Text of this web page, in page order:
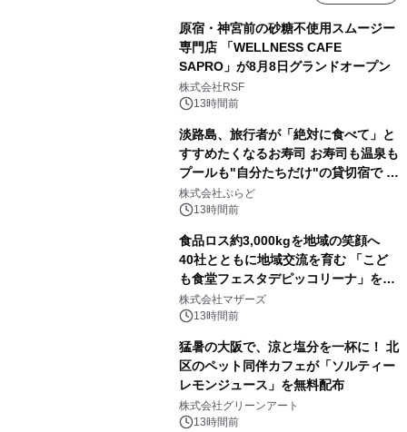
原宿・神宮前の砂糖不使用スムージー
専門店 「WELLNESS CAFE
SAPRO」が8月8日グランドオープン
株式会社RSF
13時間前
淡路島、旅行者が「絶対に食べて」と
すすめたくなるお寿司 お寿司も温泉も
プールも"自分たちだけ"の貸切宿で 1
日1組限定「岩屋温泉 絵島別庭 海と
森」の握り寿司プラン
株式会社ぷらど
13時間前
食品ロス約3,000kgを地域の笑顔へ
40社とともに地域交流を育む 「こど
も食堂フェスタデピッコリーナ」を9
月5日(土)開催
株式会社マザーズ
13時間前
猛暑の大阪で、涼と塩分を一杯に！ 北
区のペット同伴カフェが「ソルティー
レモンジュース」を無料配布
株式会社グリーンアート
13時間前